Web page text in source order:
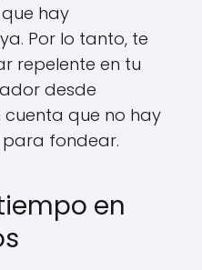
hay
Por lo tanto, te
repelente en tu
desde
que no hay
fondear.
en